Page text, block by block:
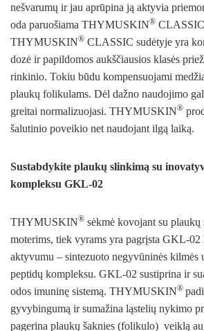
nešvarumų ir jau aprūpina ją aktyvia
oda paruošiama THYMUSKIN®
THYMUSKIN® CLASSIC sudėtyje yra
dozė ir papildomos aukščiausios klasės
rinkinio. Tokiu būdu kompensuojami
plaukų folikulams. Dėl dažno naudojimo
greitai normalizuojasi. THYMUSKIN®
šalutinio poveikio net naudojant ilgą laiką.
Sustabdykite plaukų slinkimą su
kompleksu GKL-02
THYMUSKIN® sėkmė kovojant su
moterims, tiek vyrams yra pagrįsta GKL-
aktyvumu – sintezuoto negyvūninės kilmės
peptidų kompleksu. GKL-02 sustiprina ir
odos imuninę sistemą. THYMUSKIN®
gyvybingumą ir sumažina ląstelių nykimo
pagerina plaukų šaknies (folikulo) veiklą